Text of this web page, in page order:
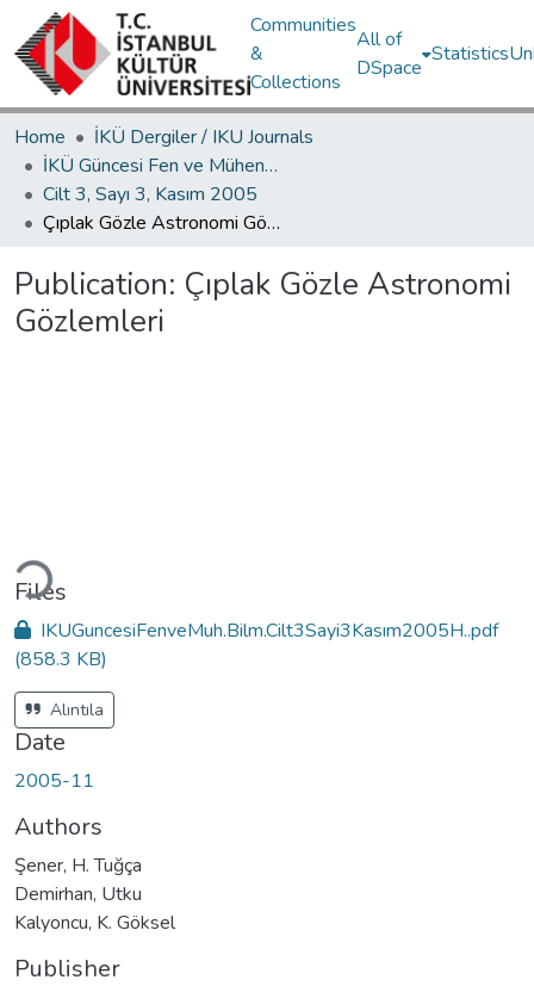
Communities
&
Collections
All of
DSpace
Statistics
Home
İKÜ Dergiler / IKU Journals
İKÜ Güncesi Fen ve Mühendislik Bilimleri / Journal of İstanbul Kültür University Science and Engineering
Cilt 3, Sayı 3, Kasım 2005
Çıplak Gözle Astronomi Gözlemleri
Publication: Çıplak Gözle Astronomi
Gözlemleri
Files
IKUGuncesiFenveMuh.Bilm.Cilt3Sayi3Kasım2005H..pdf
(858.3 KB)
Alıntıla
Date
2005-11
Authors
Şener, H. Tuğça
Demirhan, Utku
Kalyoncu, K. Göksel
Publisher